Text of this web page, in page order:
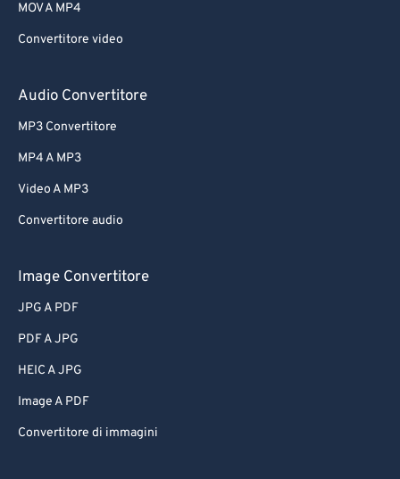
MOV A MP4
Convertitore video
Audio Convertitore
MP3 Convertitore
MP4 A MP3
Video A MP3
Convertitore audio
Image Convertitore
JPG A PDF
PDF A JPG
HEIC A JPG
Image A PDF
Convertitore di immagini